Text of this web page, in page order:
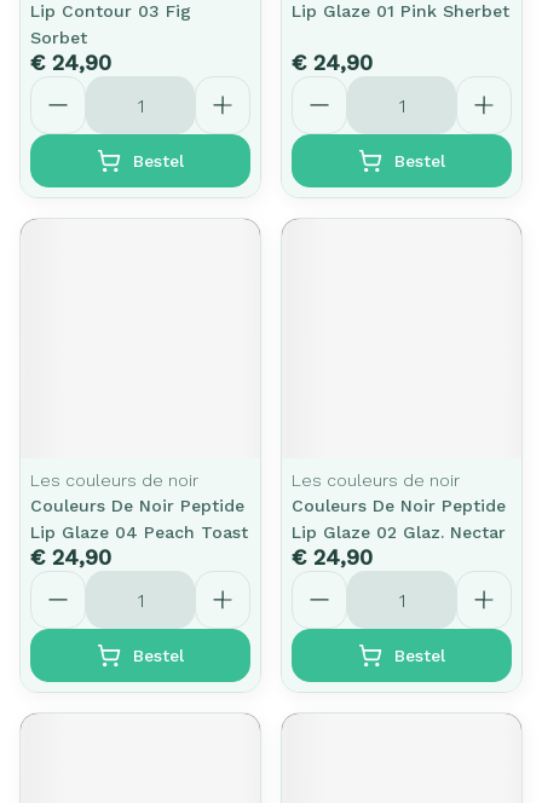
Lip Contour 03 Fig
Sorbet
€ 24,90
Aantal
Bestel
Lip Glaze 01 Pink Sherbet
€ 24,90
Aantal
Bestel
Les couleurs de noir
Couleurs De Noir Peptide
Lip Glaze 04 Peach Toast
€ 24,90
Aantal
Bestel
Les couleurs de noir
Couleurs De Noir Peptide
Lip Glaze 02 Glaz. Nectar
€ 24,90
Aantal
Bestel